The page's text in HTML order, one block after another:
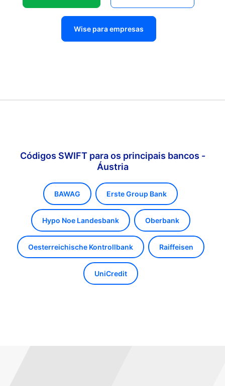
Wise para empresas
Códigos SWIFT para os principais bancos -
Áustria
BAWAG Erste Group Bank
Hypo Noe Landesbank Oberbank
Oesterreichische Kontrollbank Raiffeisen
UniCredit